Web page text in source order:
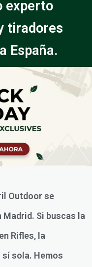
experto
tiradores
España.
Outdoor se
Si buscas la
Rifles, la
sola. Hemos